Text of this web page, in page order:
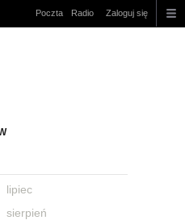
Poczta Radio Zaloguj się
lipiec
sierpień